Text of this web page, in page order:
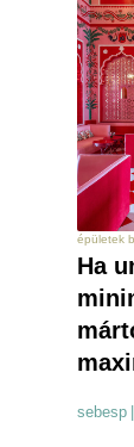
épületek
Ha
sebesp